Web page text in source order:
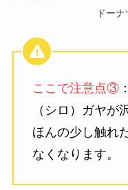
ドー
ここで注意点③
（シロ）ガヤが
ほんの少し触れ
なくなります。